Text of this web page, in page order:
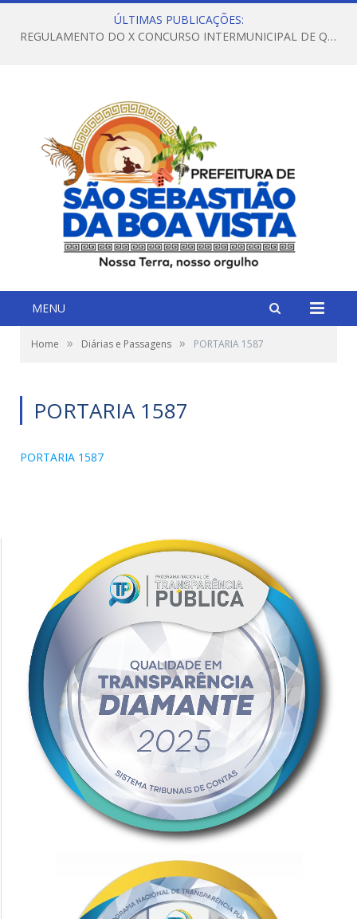
ÚLTIMAS PUBLICAÇÕES:
REGULAMENTO DO X CONCURSO INTERMUNICIPAL DE QUADRILHAS JUNINAS – 2026 – ARRAIÁ DA VENEZA
MENU
Home » Diárias e Passagens » PORTARIA 1587
PORTARIA 1587
PORTARIA 1587